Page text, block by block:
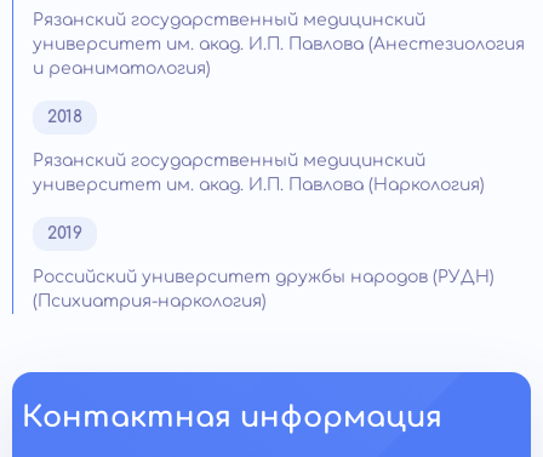
Рязанский государственный медицинский
университет им. акад. И.П. Павлова (Анестезиология
и реаниматология)
2018
Рязанский государственный медицинский
университет им. акад. И.П. Павлова (Наркология)
2019
Российский университет дружбы народов (РУДН)
(Психиатрия-наркология)
Контактная информация